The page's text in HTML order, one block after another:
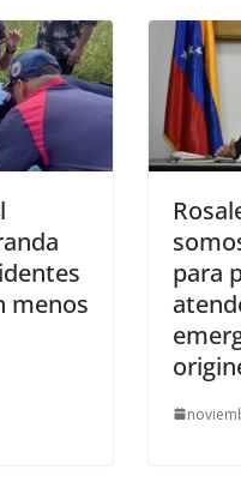
menos
para